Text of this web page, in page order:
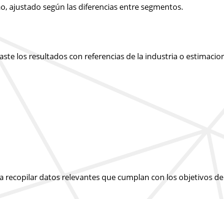
ajustado según las diferencias entre segmentos.
los resultados con referencias de la industria o
datos relevantes que cumplan con los objetivos